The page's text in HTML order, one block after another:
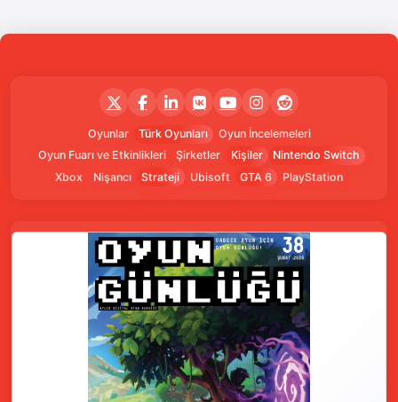
Oyunlar Türk Oyunları
Oyun İncelemeleri
Oyun Fuarı ve Etkinlikleri
Şirketler Kişiler
Nintendo Switch
Xbox
Nişancı Strateji Ubisoft GTA 6 PlayStation